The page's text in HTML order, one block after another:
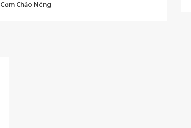
Cơm Chảo Nóng